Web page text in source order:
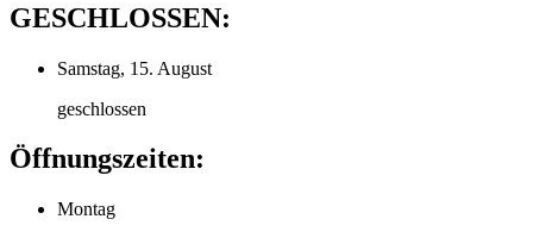
GESCHLOSSEN:
Samstag, 15. August
geschlossen
Öffnungszeiten:
Montag